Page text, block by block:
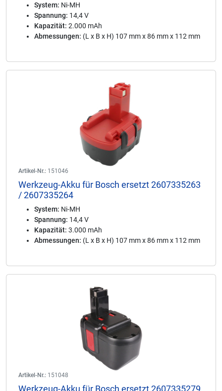
System: Ni-MH
Spannung: 14,4 V
Kapazität: 2.000 mAh
Abmessungen: (L x B x H) 107 mm x 86 mm x 112 mm
Artikel-Nr.: 151046
Werkzeug-Akku für Bosch ersetzt 2607335263
/ 2607335264
System: Ni-MH
Spannung: 14,4 V
Kapazität: 3.000 mAh
Abmessungen: (L x B x H) 107 mm x 86 mm x 112 mm
Artikel-Nr.: 151048
Werkzeug-Akku für Bosch ersetzt 2607335279